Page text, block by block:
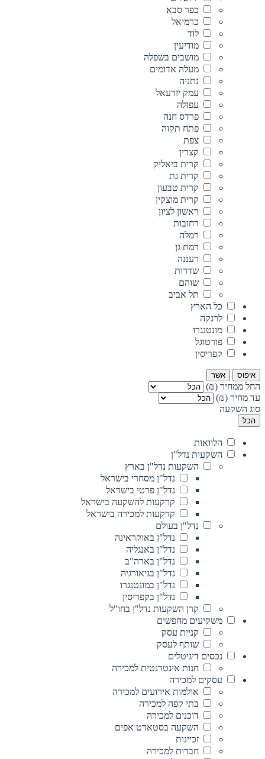
כפר סבא
כרמיאל
לוד
מודיעין
מושבים בשפלה
מעלה אדומים
נתניה
עמק יזרעאל
עפולה
פרדס חנה
פתח תקוה
צפת
קצרין
קרית ביאליק
קרית גת
קרית טבעון
קרית מוצקין
ראשון לציון
רחובות
רמלה
רמת גן
רעננה
שדרות
שוהם
תל אביב
כל הארץ
לרנקה
מונטנגרו
פורטוגל
קפריסין
איפוס אשר
החל ממחיר (₪)
עד מחיר (₪)
סוג השקעה
הכל
הלוואות
השקעות נדל"ן
השקעות נדל"ן בארץ
נדל"ן מסחרי בישראל
נדל"ן פרטי בישראל
קרקעות להשקעה בישראל
קרקעות למכירה בישראל
נדל"ן בעולם
נדל"ן באוקראינה
נדל"ן באנגליה
נדל"ן בארה"ב
נדל"ן בגיאורגיה
נדל"ן במונטנגרו
נדל"ן בקפריסין
קרן השקעות נדל"ן בחו"ל
משקיעים מחפשים
קניית עסק
שותף לעסק
נכסים דיגיטלים
חנות אינטרנטית למכירה
עסקים למכירה
אולמות אירועים למכירה
בתי קפה למכירה
דוכנים למכירה
השקעה בסטארט אפים
זכיינות
חברות למכירה